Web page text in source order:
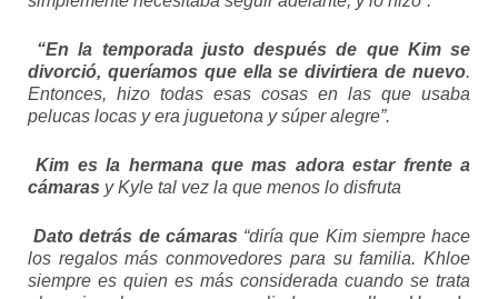
“En la temporada justo después de que Kim se
divorció, queríamos que ella se divirtiera de nuevo.
Entonces, hizo todas esas cosas en las que usaba
pelucas locas y era juguetona y súper alegre”.
Kim es la hermana que mas adora estar frente a
cámaras y Kyle tal vez la que menos lo disfruta
Dato detrás de cámaras “diría que Kim siempre hace
los regalos más conmovedores para su familia. Khloe
siempre es quien es más considerada cuando se trata